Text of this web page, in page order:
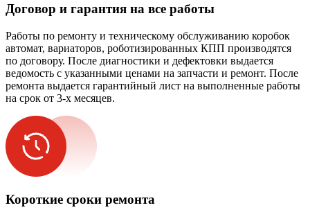
Договор и гарантия на все работы
Работы по ремонту и техническому обслуживанию коробок
автомат, вариаторов, роботизированных КПП производятся
по договору. После диагностики и дефектовки выдается
ведомость с указанными ценами на запчасти и ремонт. После
ремонта выдается гарантийный лист на выполненные работы
на срок от 3-х месяцев.
Короткие сроки ремонта